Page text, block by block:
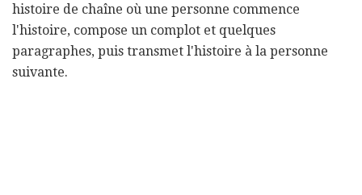
histoire de chaîne où une personne commence
l'histoire, compose un complot et quelques
paragraphes, puis transmet l'histoire à la personne
suivante.